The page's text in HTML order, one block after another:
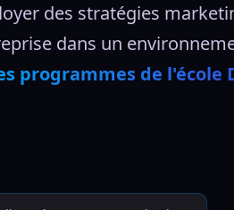
des stratégies
dans un
programmes de l'école